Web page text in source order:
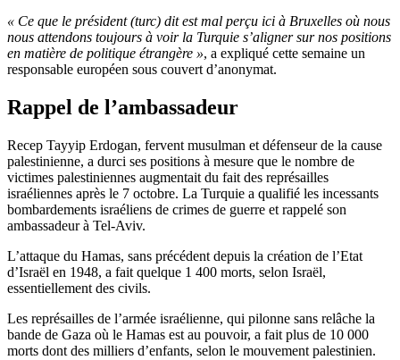
« Ce que le président (turc) dit est mal perçu ici à Bruxelles où nous
nous attendons toujours à voir la Turquie s’aligner sur nos positions
en matière de politique étrangère », a expliqué cette semaine un
responsable européen sous couvert d’anonymat.
Rappel de l’ambassadeur
Recep Tayyip Erdogan, fervent musulman et défenseur de la cause
palestinienne, a durci ses positions à mesure que le nombre de
victimes palestiniennes augmentait du fait des représailles
israéliennes après le 7 octobre. La Turquie a qualifié les incessants
bombardements israéliens de crimes de guerre et rappelé son
ambassadeur à Tel-Aviv.
L’attaque du Hamas, sans précédent depuis la création de l’Etat
d’Israël en 1948, a fait quelque 1 400 morts, selon Israël,
essentiellement des civils.
Les représailles de l’armée israélienne, qui pilonne sans relâche la
bande de Gaza où le Hamas est au pouvoir, a fait plus de 10 000
morts dont des milliers d’enfants, selon le mouvement palestinien.